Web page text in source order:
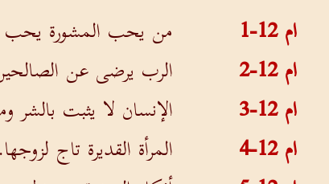
ام 12-1
من يحب المشورة يحب
ام 12-2
الرب يرضى عن
ام 12-3
الإنسان لا يثبت
ام 12-4
المرأة القديرة تاج